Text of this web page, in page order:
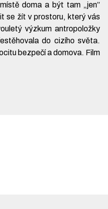
doma a být tam „jen”
se žít v prostoru, který vás
výzkum antropoložky
do cizího světa.
bezpečí a domova. Film